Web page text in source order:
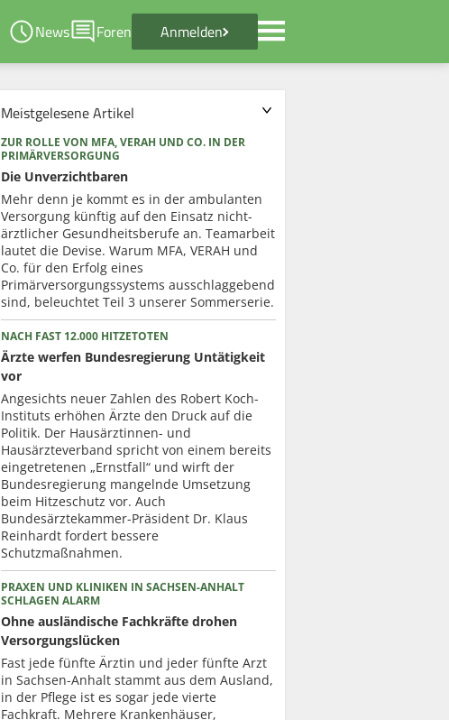
News Foren Anmelden
Meistgelesene Artikel
ZUR ROLLE VON MFA, VERAH UND CO. IN DER
PRIMÄRVERSORGUNG
Die Unverzichtbaren
Mehr denn je kommt es in der ambulanten
Versorgung künftig auf den Einsatz nicht-
ärztlicher Gesundheitsberufe an. Teamarbeit
lautet die Devise. Warum MFA, VERAH und
Co. für den Erfolg eines
Primärversorgungssystems ausschlaggebend
sind, beleuchtet Teil 3 unserer Sommerserie.
NACH FAST 12.000 HITZETOTEN
Ärzte werfen Bundesregierung Untätigkeit
vor
Angesichts neuer Zahlen des Robert Koch-
Instituts erhöhen Ärzte den Druck auf die
Politik. Der Hausärztinnen- und
Hausärzteverband spricht von einem bereits
eingetretenen „Ernstfall“ und wirft der
Bundesregierung mangelnde Umsetzung
beim Hitzeschutz vor. Auch
Bundesärztekammer-Präsident Dr. Klaus
Reinhardt fordert bessere
Schutzmaßnahmen.
PRAXEN UND KLINIKEN IN SACHSEN-ANHALT
SCHLAGEN ALARM
Ohne ausländische Fachkräfte drohen
Versorgungslücken
Fast jede fünfte Ärztin und jeder fünfte Arzt
in Sachsen-Anhalt stammt aus dem Ausland,
in der Pflege ist es sogar jede vierte
Fachkraft. Mehrere Krankenhäuser,